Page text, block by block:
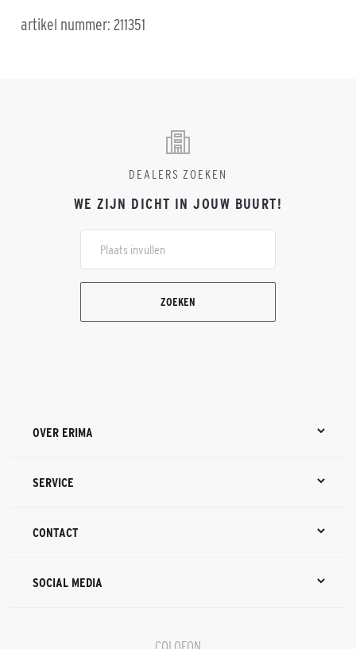
artikel nummer: 211351
DEALERS ZOEKEN
WE ZIJN DICHT IN JOUW BUURT!
ZOEKEN
OVER ERIMA
SERVICE
CONTACT
SOCIAL MEDIA